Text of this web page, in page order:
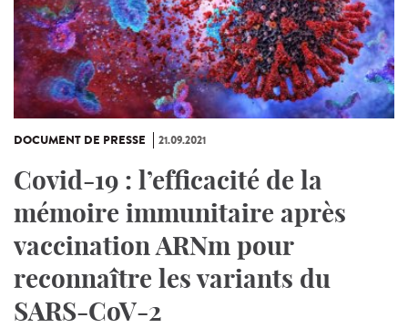
DOCUMENT DE PRESSE 21.09.2021
Covid-19 : l’efficacité de la
mémoire immunitaire après
vaccination ARNm pour
reconnaître les variants du
SARS-CoV-2